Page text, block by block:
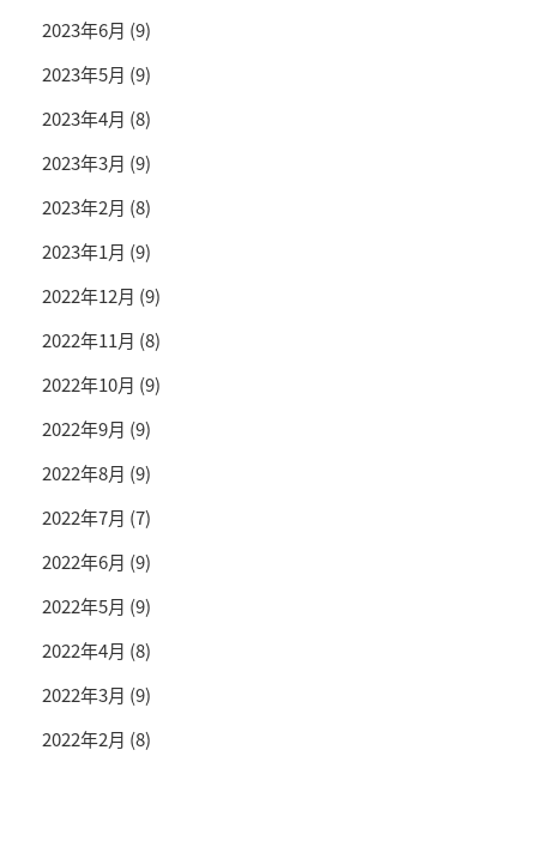
2023年6月 (9)
2023年5月 (9)
2023年4月 (8)
2023年3月 (9)
2023年2月 (8)
2023年1月 (9)
2022年12月 (9)
2022年11月 (8)
2022年10月 (9)
2022年9月 (9)
2022年8月 (9)
2022年7月 (7)
2022年6月 (9)
2022年5月 (9)
2022年4月 (8)
2022年3月 (9)
2022年2月 (8)